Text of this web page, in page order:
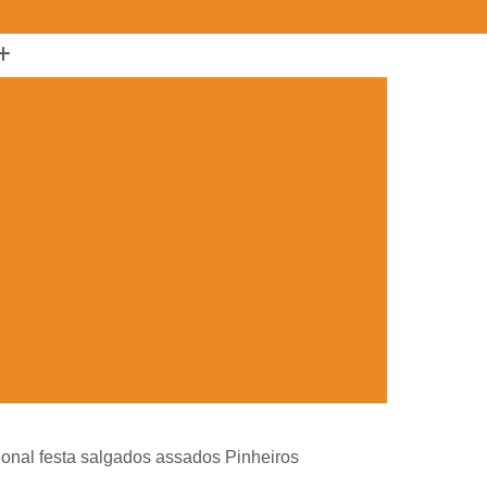
de Formatura
Doces Simples de Festa
festa salgados assados Pinheiros